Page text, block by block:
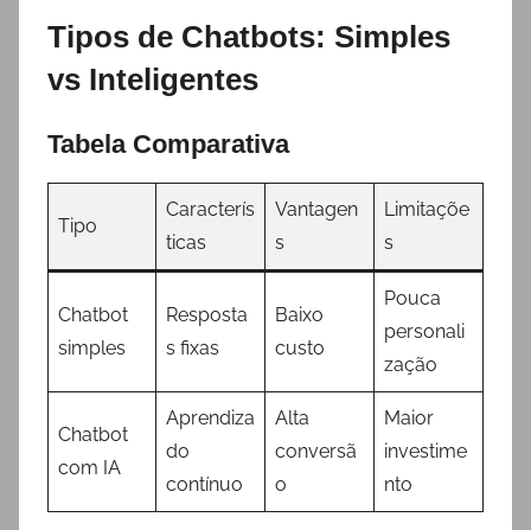
Tipos de Chatbots: Simples
vs Inteligentes
Tabela Comparativa
Tipo
Caracterís
ticas
Vantagen
s
Limitaçõe
s
Chatbot
simples
Resposta
s fixas
Baixo
custo
Pouca
personali
zação
Chatbot
com IA
Aprendiza
do
contínuo
Alta
conversã
o
Maior
investime
nto